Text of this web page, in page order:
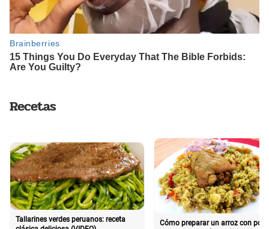
Recetas
Tallarines verdes peruanos: receta
Cómo preparar un arroz con pollo